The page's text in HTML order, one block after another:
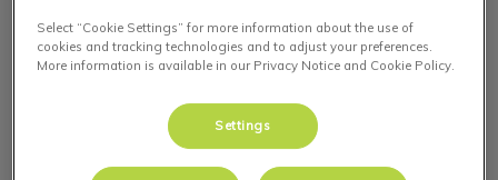
Select “Cookie Settings” for more information about the use of
cookies and tracking technologies and to adjust your preferences.
More information is available in our Privacy Notice and Cookie Policy.
Settings